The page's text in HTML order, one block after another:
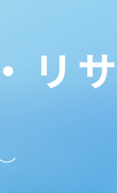
リ